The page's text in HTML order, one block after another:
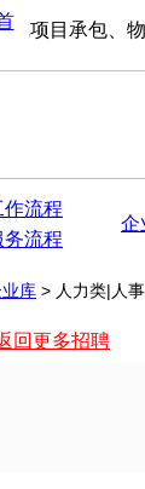
目承包、物
流程
企
流程
库 > 人力类|人
回更多招聘